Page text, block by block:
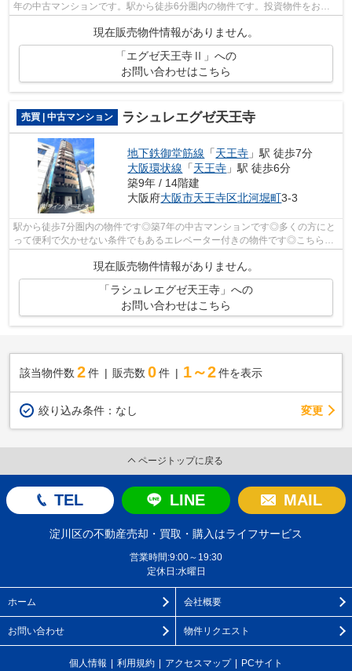
年の中古マンションです。駅から徒歩6分圏内の物件です。投資物件をお探
現在販売物件情報がありません。
「エグゼ天王寺Ⅱ」への
お問い合わせはこちら
売買 | 中古マンション ラシュレエグゼ天王寺
地下鉄御堂筋線 「天王寺 」駅 徒歩7分
大阪環状線 「天王寺 」駅 徒歩6分
築9年 / 14階建
大阪府大阪市天王寺区北河堀町3-3
駅から徒歩7分圏内の物件です◎築7年の中古マンションです◎多くの方にと
って便利で欠かせない条件でもあるエレベーター付きの物件です◎こちらの
物件は築7年ですが、充実の設備が整って...
現在販売物件情報がありません。
「ラシュレエグゼ天王寺」への
お問い合わせはこちら
該当物件数 2件 販売数 0 件 1～2 件を表示
絞り込み条件： なし 変更
ページトップに戻る
TEL LINE MAIL
淀川区の不動産売却・買取・購入はライフサービス
営業時間:9:00～19:30
定休日:水曜日
ホーム 会社概要
お問い合わせ 物件リクエスト
個人情報 利用規約 アクセスマップ PCサイト